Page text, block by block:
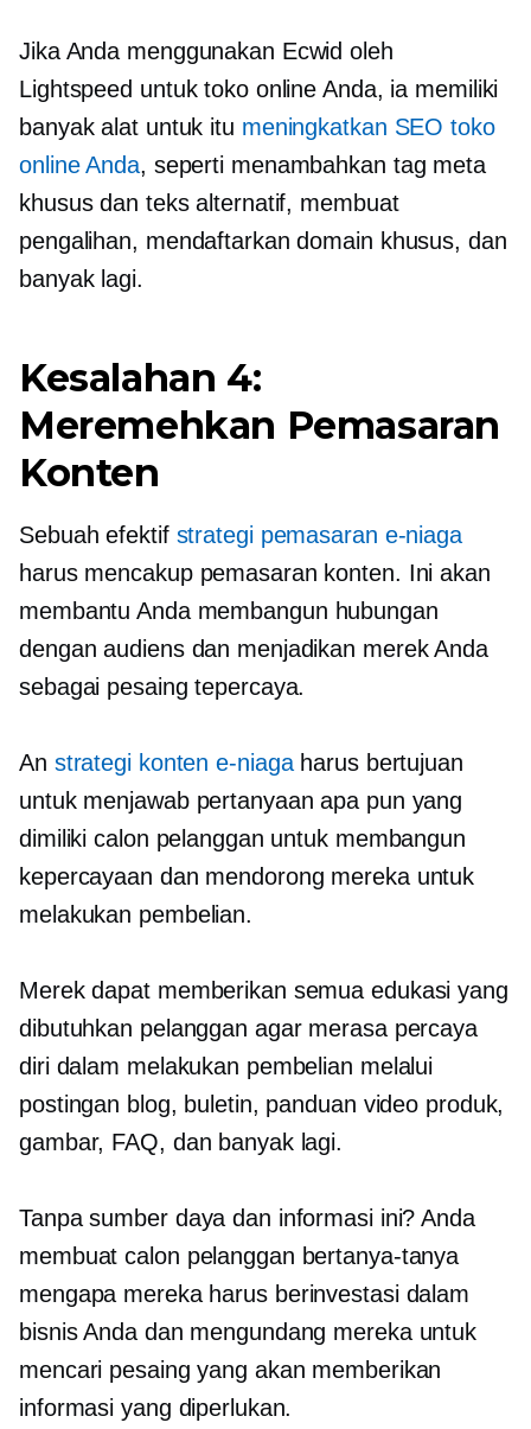
Jika Anda menggunakan Ecwid oleh
Lightspeed untuk toko online Anda, ia memiliki
banyak alat untuk itu meningkatkan SEO toko
online Anda, seperti menambahkan tag meta
khusus dan teks alternatif, membuat
pengalihan, mendaftarkan domain khusus, dan
banyak lagi.
Kesalahan 4:
Meremehkan Pemasaran
Konten
Sebuah efektif strategi pemasaran e-niaga
harus mencakup pemasaran konten. Ini akan
membantu Anda membangun hubungan
dengan audiens dan menjadikan merek Anda
sebagai pesaing tepercaya.
An strategi konten e-niagaharus bertujuan
untuk menjawab pertanyaan apa pun yang
dimiliki calon pelanggan untuk membangun
kepercayaan dan mendorong mereka untuk
melakukan pembelian.
Merek dapat memberikan semua edukasi yang
dibutuhkan pelanggan agar merasa percaya
diri dalam melakukan pembelian melalui
postingan blog, buletin, panduan video produk,
gambar, FAQ, dan banyak lagi.
Tanpa sumber daya dan informasi ini? Anda
membuat calon pelanggan bertanya-tanya
mengapa mereka harus berinvestasi dalam
bisnis Anda dan mengundang mereka untuk
mencari pesaing yang akan memberikan
informasi yang diperlukan.